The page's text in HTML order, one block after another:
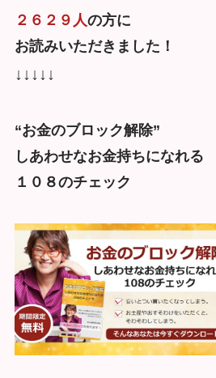
２６２９人の方に
お読みいただきました！
↓↓↓↓↓
“お金のブロック解除”
しあわせなお金持ちになれる
１０８のチェック